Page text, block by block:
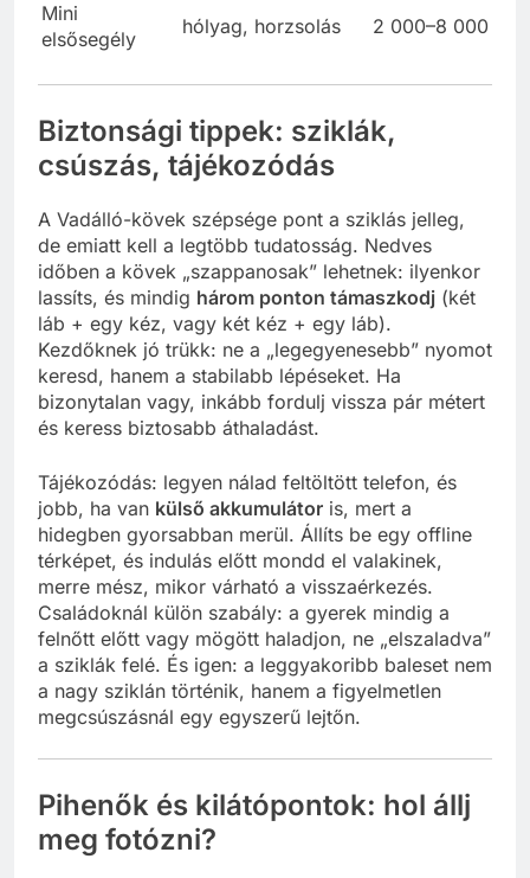
Mini
elsősegély
hólyag, horzsolás 2 000–8 000
Biztonsági tippek: sziklák,
csúszás, tájékozódás
A Vadálló-kövek szépsége pont a sziklás jelleg,
de emiatt kell a legtöbb tudatosság. Nedves
időben a kövek „szappanosak” lehetnek: ilyenkor
lassíts, és mindig három ponton támaszkodj (két
láb + egy kéz, vagy két kéz + egy láb).
Kezdőknek jó trükk: ne a „legegyenesebb” nyomot
keresd, hanem a stabilabb lépéseket. Ha
bizonytalan vagy, inkább fordulj vissza pár métert
és keress biztosabb áthaladást.
Tájékozódás: legyen nálad feltöltött telefon, és
jobb, ha van külső akkumulátor is, mert a
hidegben gyorsabban merül. Állíts be egy offline
térképet, és indulás előtt mondd el valakinek,
merre mész, mikor várható a visszaérkezés.
Családoknál külön szabály: a gyerek mindig a
felnőtt előtt vagy mögött haladjon, ne „elszaladva”
a sziklák felé. És igen: a leggyakoribb baleset nem
a nagy sziklán történik, hanem a figyelmetlen
megcsúszásnál egy egyszerű lejtőn.
Pihenők és kilátópontok: hol állj
meg fotózni?